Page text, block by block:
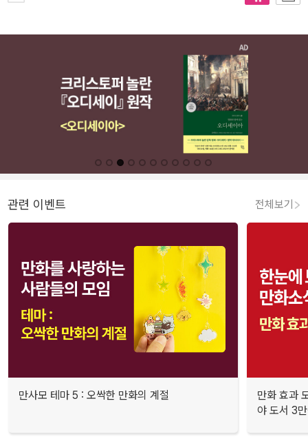
관련 이벤트 전체보기
만사모 테마 5 : 오싹한 만화의 계절
만화 효과
야 도서 3